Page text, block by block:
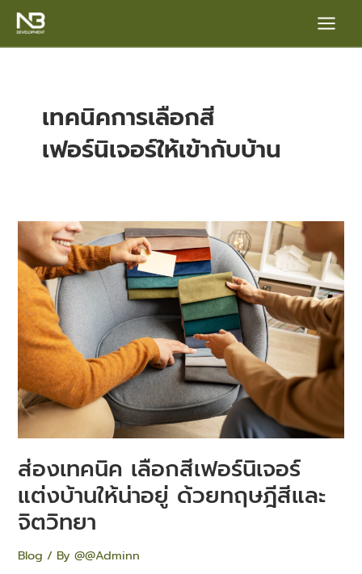
Main
Menu
เทคนิคการเลือกสี
เฟอร์นิเจอร์ให้เข้ากับบ้าน
ส่องเทคนิค เลือกสีเฟอร์นิเจอร์
แต่งบ้านให้น่าอยู่ ด้วยทฤษฎีสีและ
จิตวิทยา
Blog / By@@Adminn
ส่อง
เทคนิค
เลือก
เฟอร์นิเจอร์
แต่ง
บ้าน
ให้
อยู่
ด้วย
ทฤษฎี
จิตวิทยา